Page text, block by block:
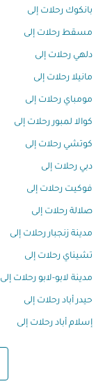
بانكوك رحلات إلى
مسقط رحلات إلى
دلهي رحلات إلى
مانيلا رحلات إلى
مومباي رحلات إلى
كوالا لمبور رحلات إلى
كوتشي رحلات إلى
دبي رحلات إلى
فوكيت رحلات إلى
صلالة رحلات إلى
مدينة زنجبار رحلات إلى
تشيناي رحلات إلى
مدينة لابو-لابو رحلات إلى
حيدر أباد رحلات إلى
إسلام أباد رحلات إلى